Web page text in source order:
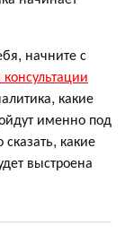
начните с
какие
именно под
какие
выстроена